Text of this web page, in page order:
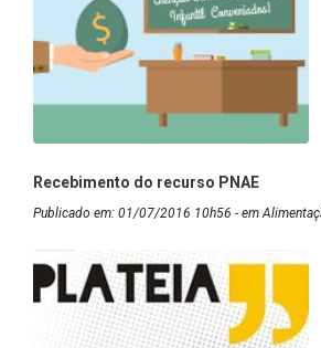
Recebimento do recurso PNAE
Publicado em: 01/07/2016 10h56 - em